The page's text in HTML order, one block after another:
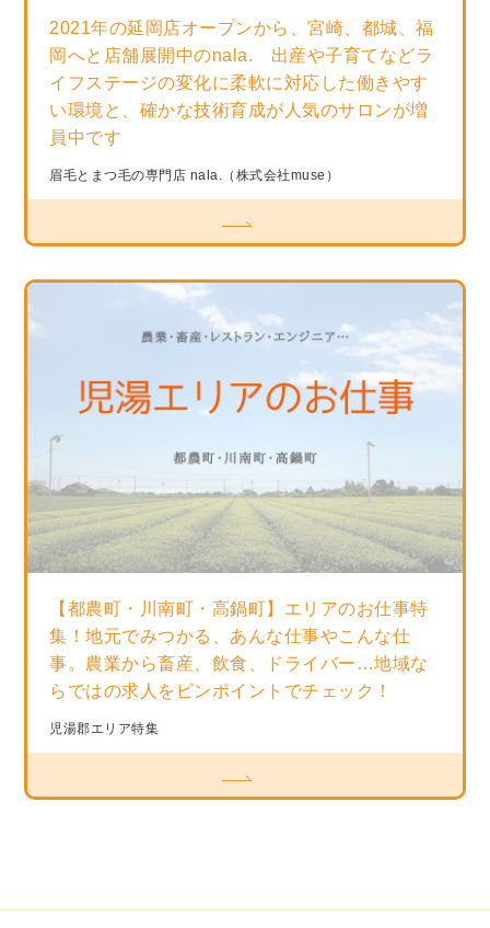
2021年の延岡店オープンから、宮崎、都城、福
岡へと店舗展開中のnala. 出産や子育てなどラ
イフステージの変化に柔軟に対応した働きやす
い環境と、確かな技術育成が人気のサロンが増
員中です
眉毛とまつ毛の専門店 nala.（株式会社muse）
【都農町・川南町・高鍋町】エリアのお仕事特
集！地元でみつかる、あんな仕事やこんな仕
事。農業から畜産、飲食、ドライバー…地域な
らではの求人をピンポイントでチェック！
児湯郡エリア特集